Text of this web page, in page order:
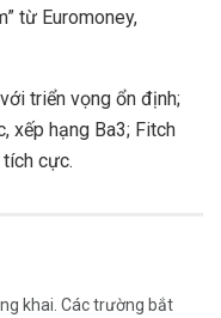
từ Euromoney,
triển vọng ổn định;
xếp hạng Ba3; Fitch
cực.
khai. Các trường bắt